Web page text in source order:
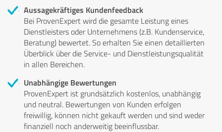
Aussagekräftiges Kundenfeedback
Bei ProvenExpert wird die gesamte Leistung eines
Dienstleisters oder Unternehmens (z.B. Kundenservice,
Beratung) bewertet. So erhalten Sie einen detaillierten
Überblick über die Service- und Dienstleistungsqualität
in allen Bereichen.
Unabhängige Bewertungen
ProvenExpert ist grundsätzlich kostenlos, unabhängig
und neutral. Bewertungen von Kunden erfolgen
freiwillig, können nicht gekauft werden und sind weder
finanziell noch anderweitig beeinflussbar.